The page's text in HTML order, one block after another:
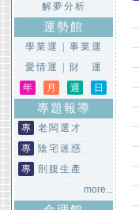
解夢分析
運勢館
學業運
事業運
愛情運
財 運
年
月 週 日
專題報導
專
老闆選才
專
陰宅迷惑
專
剖腹生產
more...